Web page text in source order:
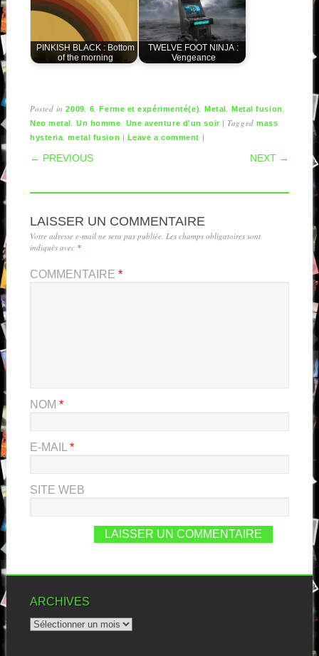
PINKISH BLACK : Bottom
of the morning
TWELVE FOOT NINJA :
Vengeance
Posted in2009 6 ,Ferme et expérimenté(e) ,Metal ,Metal fusion
Neo metal ,Un homme Une aventure d'un soir |Taggedmass
hysteria ,metal fusion | Leave a comment |
POST NAVIGATION
← PREVIOUS NEXT →
LAISSER UN COMMENTAIRE
Votre adresse e-mail ne sera pas publiée. Les champs obligatoires sont
indiqués avec *
COMMENTAIRE *
NOM *
E-MAIL *
SITE WEB
ARCHIVES